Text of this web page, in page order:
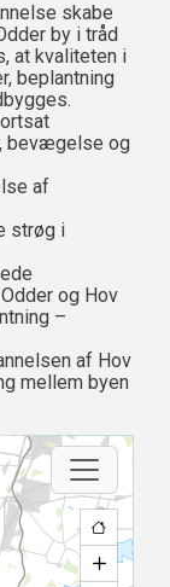
skabe
by i tråd
at kvaliteten i
beplantning
bevægelse og
af
strøg i
og Hov
–
af Hov
mellem byen